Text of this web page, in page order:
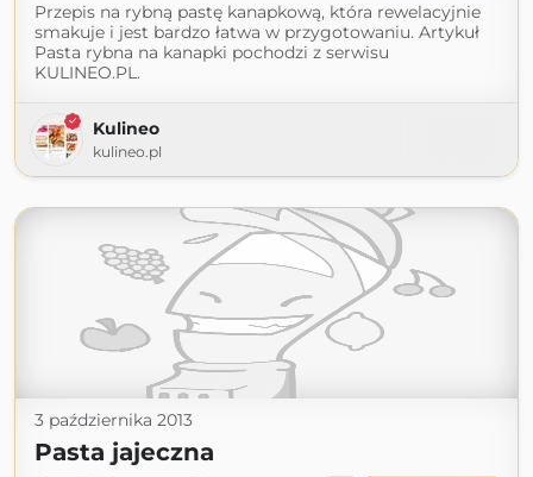
Przepis na rybną pastę kanapkową, która rewelacyjnie
smakuje i jest bardzo łatwa w przygotowaniu. Artykuł
Pasta rybna na kanapki pochodzi z serwisu
KULINEO.PL.
Kulineo
kulineo.pl
3 października 2013
Pasta jajeczna